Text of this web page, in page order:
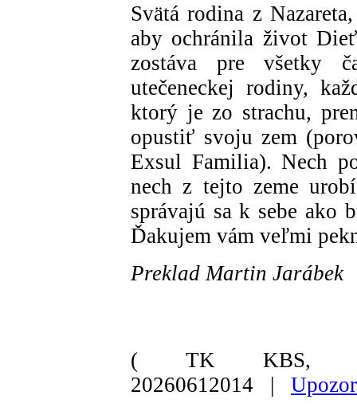
Svätá rodina z
aby ochránila život
zostáva pre všetky
utečeneckej rodiny,
ktorý je zo strachu,
opustiť svoju zem
Exsul Familia). Nech
nech z tejto zeme
správajú sa k sebe ako
Ďakujem vám veľmi
Preklad Martin Jarábek
( TK KBS,
20260612014 |